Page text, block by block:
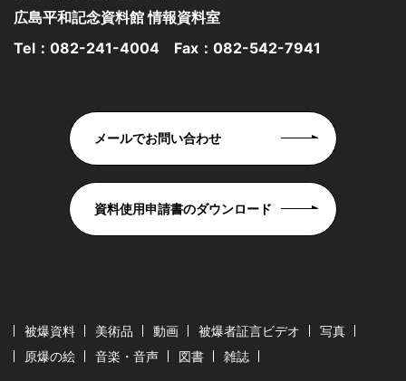
広島平和記念資料館 情報資料室
Tel： 082-241-4004 Fax：082-542-7941
メールでお問い合わせ
資料使用申請書のダウンロード
被爆資料 美術品 動画 被爆者証言ビデオ
写真
原爆の絵
音楽・音声 図書 雑誌